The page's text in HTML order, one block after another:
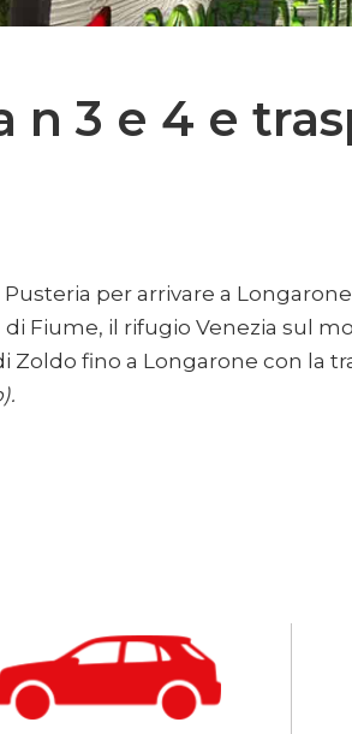
n 3 e 4 e
per arrivare a
Fiume, il rifugio Venezia sul
Zoldo fino a Longarone con la